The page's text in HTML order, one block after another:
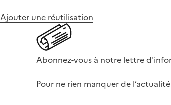
Ajouter une réutilisation
Abonnez-vous à notre lettre
Pour ne rien manquer de